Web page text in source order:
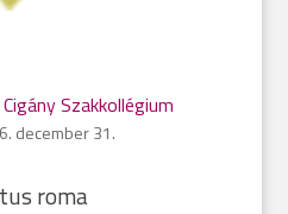
Szakkollégium
december 31.
roma